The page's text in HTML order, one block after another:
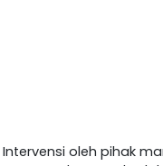
oleh pihak